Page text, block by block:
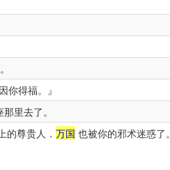
你得福。』
里去了。
尊贵人． 万国 也被你的邪术迷惑了。